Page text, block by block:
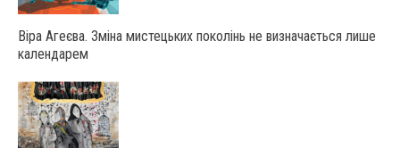
Віра Агеєва. Зміна мистецьких поколінь не визначається лише
календарем